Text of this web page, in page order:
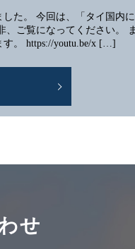
た。 今回は、「タイ国内に
、ご覧になってください。
。 https://youtu.be/x […]
せ